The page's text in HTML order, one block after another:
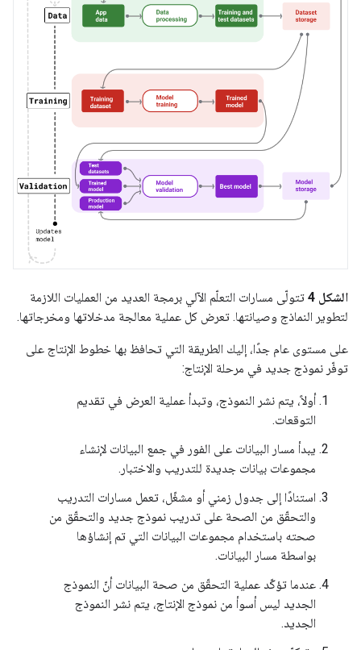
الشكل 4
تتولّى مسارات التعلّم الآلي برمجة العديد من العمليات اللازمة
لتطوير النماذج وصيانتها. تعرض كل عملية معالجة مدخلاتها ومخرجاتها.
على مستوى عام جدًا، إليك الطريقة التي تحافظ بها خطوط الإنتاج على
توفّر نموذج جديد في مرحلة الإنتاج:
أولاً، يتم نشر النموذج، وتبدأ عملية العرض في تقديم
التوقعات.
يبدأ مسار البيانات على الفور في جمع البيانات لإنشاء
مجموعات بيانات جديدة للتدريب والاختبار.
استنادًا إلى جدول زمني أو مشغّل، تعمل مسارات التدريب
والتحقّق من الصحة على تدريب نموذج جديد والتحقّق من
صحته باستخدام مجموعات البيانات التي تم إنشاؤها
بواسطة مسار البيانات.
عندما تؤكّد عملية التحقّق من صحة البيانات أنّ النموذج
الجديد ليس أسوأ من نموذج الإنتاج، يتم نشر النموذج
الجديد.